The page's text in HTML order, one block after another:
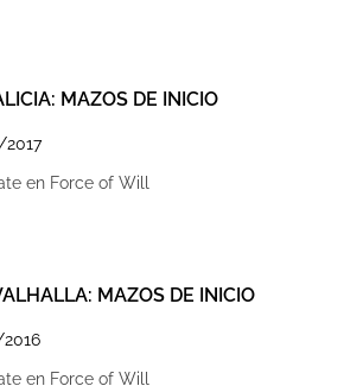
MAZOS DE INICIO
en Force of Will
MAZOS DE INICIO
en Force of Will